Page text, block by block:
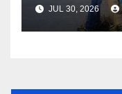
JUL 30, 2026